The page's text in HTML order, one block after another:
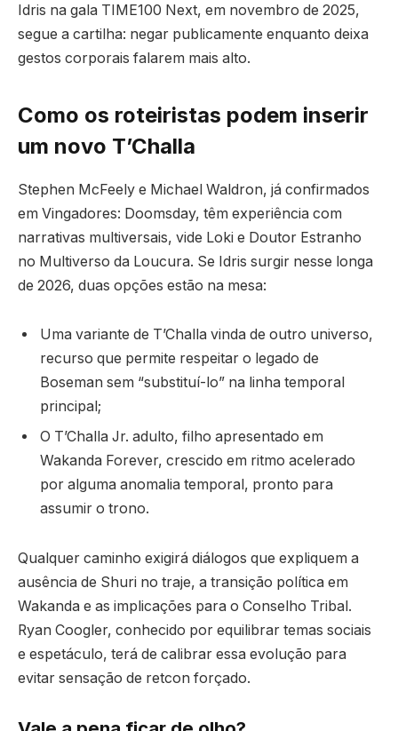
Idris na gala TIME100 Next, em novembro de 2025,
segue a cartilha: negar publicamente enquanto deixa
gestos corporais falarem mais alto.
Como os roteiristas podem inserir
um novo T’Challa
Stephen McFeely e Michael Waldron, já confirmados
em Vingadores: Doomsday, têm experiência com
narrativas multiversais, vide Loki e Doutor Estranho
no Multiverso da Loucura. Se Idris surgir nesse longa
de 2026, duas opções estão na mesa:
Uma variante de T’Challa vinda de outro universo,
recurso que permite respeitar o legado de
Boseman sem “substituí-lo” na linha temporal
principal;
O T’Challa Jr. adulto, filho apresentado em
Wakanda Forever, crescido em ritmo acelerado
por alguma anomalia temporal, pronto para
assumir o trono.
Qualquer caminho exigirá diálogos que expliquem a
ausência de Shuri no traje, a transição política em
Wakanda e as implicações para o Conselho Tribal.
Ryan Coogler, conhecido por equilibrar temas sociais
e espetáculo, terá de calibrar essa evolução para
evitar sensação de retcon forçado.